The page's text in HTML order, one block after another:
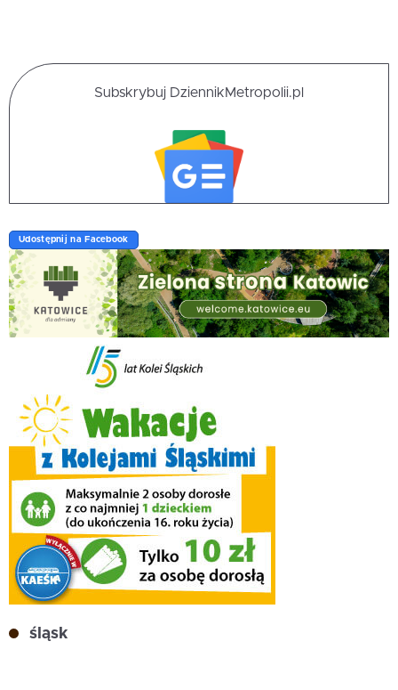
Subskrybuj DziennikMetropolii.pl
Udostępnij na Facebook
śląsk